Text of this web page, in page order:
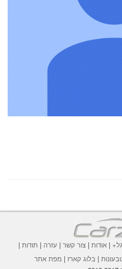
|אודות |צור קשר | עזרה | תודות |
| בלוג קארז | מפת אתר